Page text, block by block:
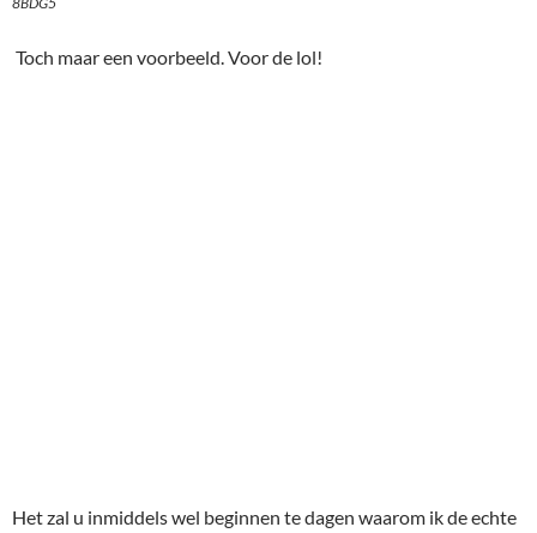
Toch maar een voorbeeld. Voor de lol!
Het zal u inmiddels wel beginnen te dagen waarom ik de echte